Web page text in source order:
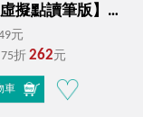
擬點讀筆版】
App內含
擬點讀筆」＋防
元
折262元
車